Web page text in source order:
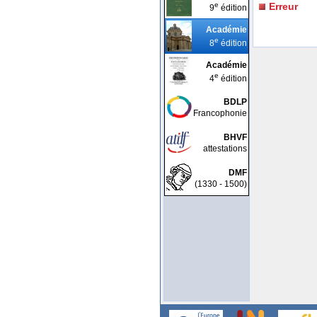
9e édition
Académie
8e édition
Académie
4e édition
BDLP
Francophonie
BHVF
attestations
DMF
(1330 - 1500)
Erreur